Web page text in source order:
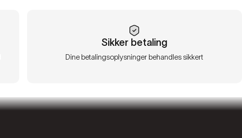
Sikker betaling
Dine betalingsoplysninger behandles sikkert